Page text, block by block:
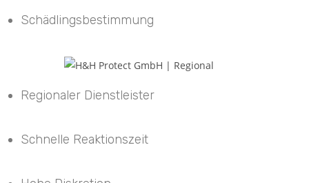
Schädlingsbestimmung
Regionaler Dienstleister
Schnelle Reaktionszeit